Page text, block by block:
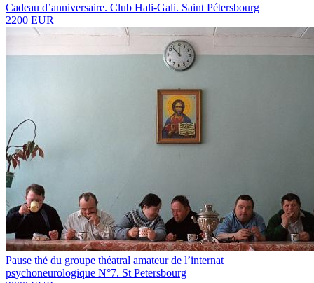
Cadeau d’anniversaire. Club Hali-Gali. Saint Pétersbourg
2200 EUR
Pause thé du groupe théatral amateur de l’internat
psychoneurologique N°7. St Petersbourg